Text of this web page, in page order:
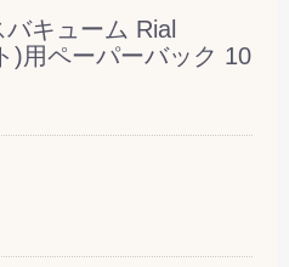
キューム Rial
)用ペーパーバック 10